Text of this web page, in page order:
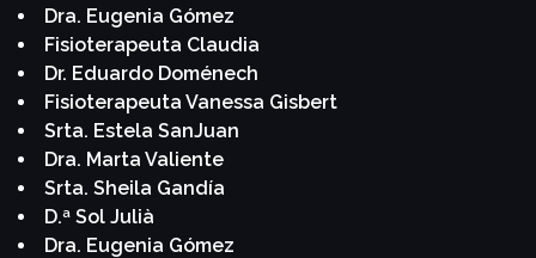
Dra. Eugenia Gómez
Fisioterapeuta Claudia
Dr. Eduardo Doménech
Fisioterapeuta Vanessa Gisbert
Srta. Estela SanJuan
Dra. Marta Valiente
Srta. Sheila Gandía
D.ª Sol Julià
Dra. Eugenia Gómez